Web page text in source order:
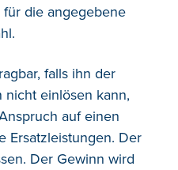
die angegebene
falls ihn der
einlösen kann,
auf einen
Ersatzleistungen. Der
Der Gewinn wird